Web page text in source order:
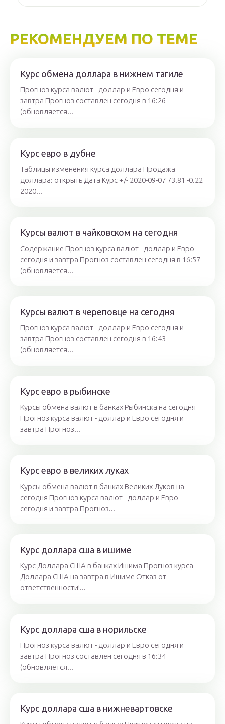
РЕКОМЕНДУЕМ ПО ТЕМЕ
Курс обмена доллара в нижнем тагиле
Прогноз курса валют - доллар и Евро сегодня и
завтра Прогноз составлен сегодня в 16:26
(обновляется...
Курс евро в дубне
Таблицы изменения курса доллара Продажа
доллара: открыть Дата Курс +/- 2020-09-07 73.81 -0.22
2020...
Курсы валют в чайковском на сегодня
Содержание Прогноз курса валют - доллар и Евро
сегодня и завтра Прогноз составлен сегодня в 16:57
(обновляется...
Курсы валют в череповце на сегодня
Прогноз курса валют - доллар и Евро сегодня и
завтра Прогноз составлен сегодня в 16:43
(обновляется...
Курс евро в рыбинске
Курсы обмена валют в банках Рыбинска на сегодня
Прогноз курса валют - доллар и Евро сегодня и
завтра Прогноз...
Курс евро в великих луках
Курсы обмена валют в банках Великих Луков на
сегодня Прогноз курса валют - доллар и Евро
сегодня и завтра Прогноз...
Курс доллара сша в ишиме
Курс Доллара США в банках Ишима Прогноз курса
Доллара США на завтра в Ишиме Отказ от
ответственности!...
Курс доллара сша в норильске
Прогноз курса валют - доллар и Евро сегодня и
завтра Прогноз составлен сегодня в 16:34
(обновляется...
Курс доллара сша в нижневартовске